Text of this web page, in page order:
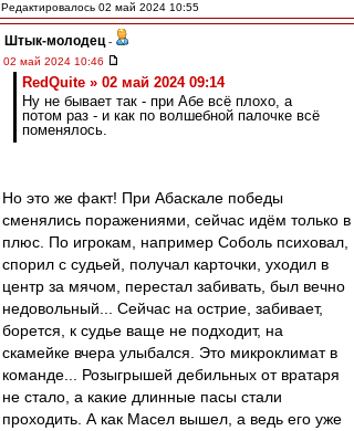
Редактировалось 02 май 2024 10:55
Штык-молодец -
02 май 2024 10:46
RedQuite » 02 май 2024 09:14
Ну не бывает так - при Абе всё плохо, а
потом раз - и как по волшебной палочке всё
поменялось.
Но это же факт! При Абаскале победы
сменялись поражениями, сейчас идём только в
плюс. По игрокам, например Соболь психовал,
спорил с судьей, получал карточки, уходил в
центр за мячом, перестал забивать, был вечно
недовольный... Сейчас на острие, забивает,
борется, к судье ваще не подходит, на
скамейке вчера улыбался. Это микроклимат в
команде... Розыгрышей дебильных от вратаря
не стало, а какие длинные пасы стали
проходить. А как Масел вышел, а ведь его уже